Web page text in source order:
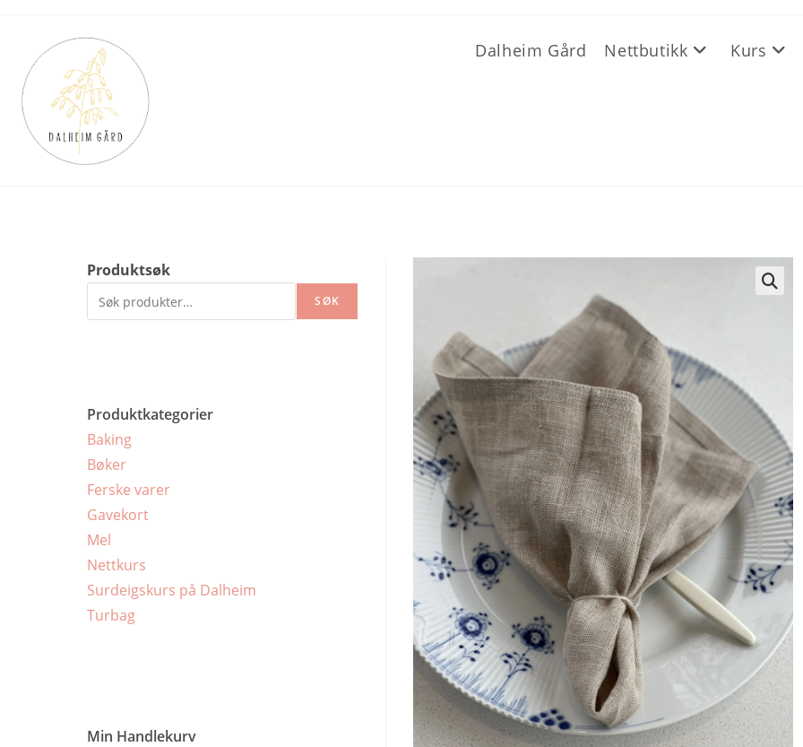
content
Dalheim Gård Nettbutikk Kurs
Produktsøk
SØK
Produktkategorier
Baking
Bøker
Ferske varer
Gavekort
Mel
Nettkurs
Surdeigskurs på Dalheim
Turbag
Min Handlekurv